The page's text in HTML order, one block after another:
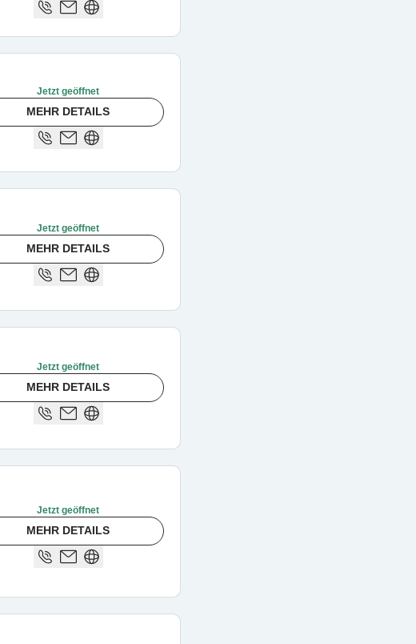
Jetzt geöffnet
MEHR DETAILS
Jetzt geöffnet
MEHR DETAILS
Jetzt geöffnet
MEHR DETAILS
Jetzt geöffnet
MEHR DETAILS